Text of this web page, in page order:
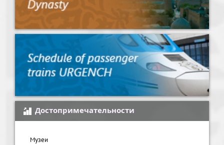
Достопримечательности
Музеи